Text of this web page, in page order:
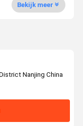
Bekijk meer
Nanjing China